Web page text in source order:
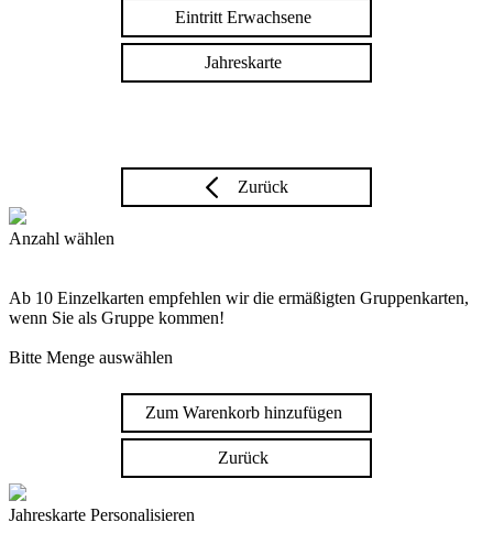
Eintritt Erwachsene
Jahreskarte
Zurück
Anzahl wählen
Ab 10 Einzelkarten empfehlen wir die ermäßigten Gruppenkarten,
wenn Sie als Gruppe kommen!
Bitte Menge auswählen
Zum Warenkorb hinzufügen
Zurück
Jahreskarte Personalisieren